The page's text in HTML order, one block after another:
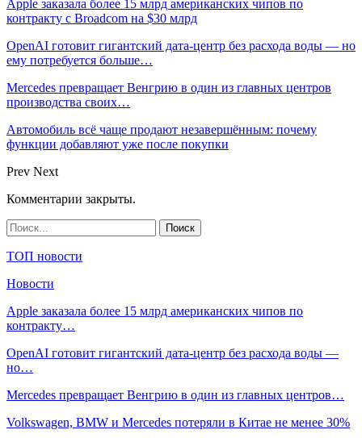
Apple заказала более 15 млрд американских чипов по
контракту с Broadcom на $30 млрд
OpenAI готовит гигантский дата-центр без расхода воды — но
ему потребуется больше…
Mercedes превращает Венгрию в один из главных центров
производства своих…
Автомобиль всё чаще продают незавершённым: почему
функции добавляют уже после покупки
Prev Next
Комментарии закрыты.
ТОП новости
Новости
Apple заказала более 15 млрд американских чипов по
контракту…
OpenAI готовит гигантский дата-центр без расхода воды —
но…
Mercedes превращает Венгрию в один из главных центров…
Volkswagen, BMW и Mercedes потеряли в Китае не менее 30%